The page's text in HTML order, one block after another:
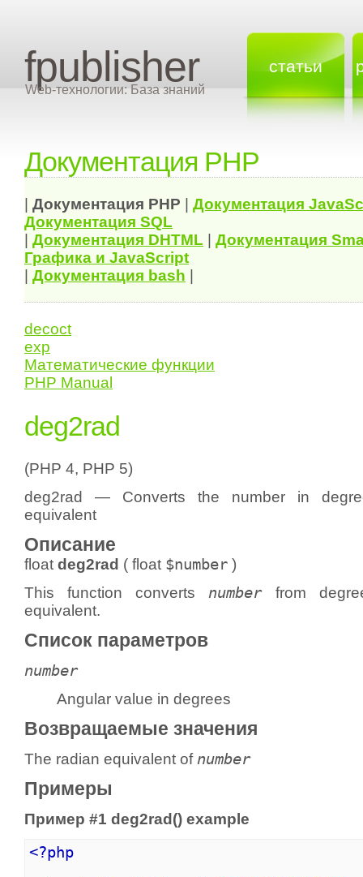
fpublisher
Web-технологии: База знаний
статьи
Документация PHP
Документация PHP Документация
Документация SQL
Документация DHTML
Документация
Графика и JavaScript
Документация bash
decoct
exp
Математические функции
PHP Manual
deg2rad
(PHP 4, PHP 5)
deg2rad — Converts the number in
equivalent
Описание
float deg2rad ( float $number )
This function converts numberfrom
equivalent.
Список параметров
number
Angular value in degrees
Возвращаемые значения
The radian equivalent of number
Примеры
Пример #1 deg2rad() example
<?php